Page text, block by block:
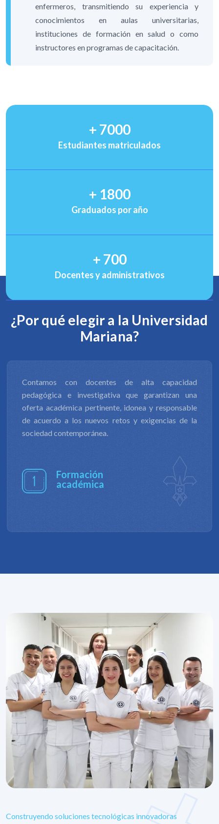
enfermeros, transmitiendo su experiencia y
conocimientos en aulas universitarias,
instituciones de formación en salud o como
instructores en programas de capacitación.
+ 7000
Estudiantes matriculados
+ 1800
Graduados por año
+ 700
Docentes y administrativos
¿Por qué elegir a la Universidad
Mariana?
La productividad de nuestra investigación
y tecnológica, y la innovación, nos permite
al desarrollo económico, social, productivo,
y ambiental de diversos entornos, además
formular respuestas a los retos en ámbitos
Investigación
Construyendo soluciones tecnológicas innovadoras